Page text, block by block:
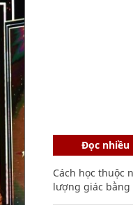
Đọc nhiều
Cách học thuộc
lượng giác